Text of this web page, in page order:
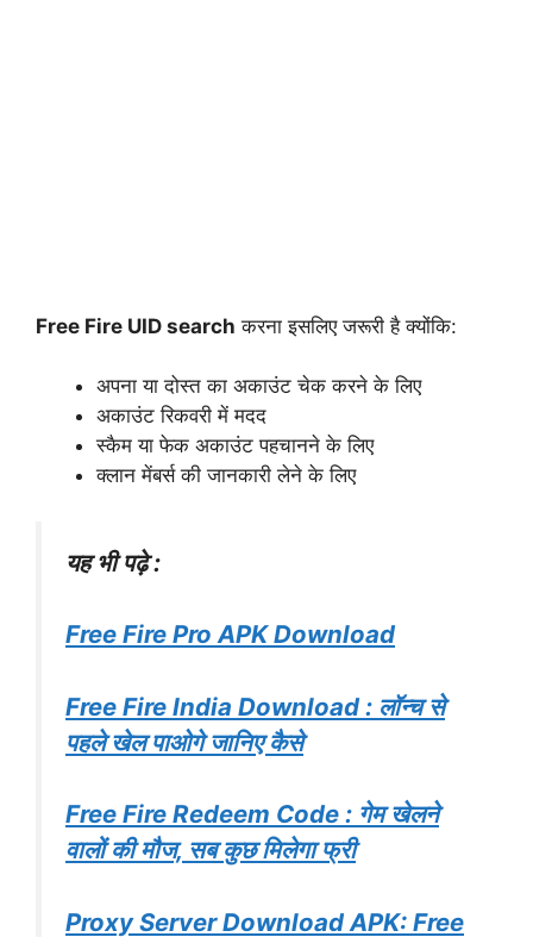
Free Fire UID search करना इसलिए जरूरी है क्योंकि:
अपना या दोस्त का अकाउंट चेक करने के लिए
अकाउंट रिकवरी में मदद
स्कैम या फेक अकाउंट पहचानने के लिए
क्लान मेंबर्स की जानकारी लेने के लिए
यह भी पढ़े :
Free Fire Pro APK Download
Free Fire India Download : लॉन्च से
पहले खेल पाओगे जानिए कैसे
Free Fire Redeem Code : गेम खेलने
वालों की मौज, सब कुछ मिलेगा फ्री
Proxy Server Download APK: Free